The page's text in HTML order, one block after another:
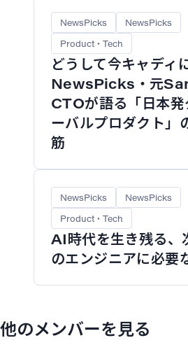
NewsPicks
NewsPicks
Product・Tech
どうして今キャディ
NewsPicks・元
CTOが語る「日本発
ーバルプロダクト」
筋
NewsPicks
NewsPicks
Product・Tech
AI時代を生き残る、
のエンジニアに必要
他のメンバーを見る